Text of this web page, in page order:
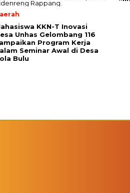
KKN-T Inovasi
Unhas Gelombang 116
Program Kerja
Seminar Awal di Desa
Bulu